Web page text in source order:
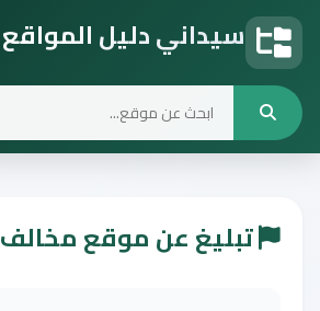
سيداني دليل المواقع
تبليغ عن موقع مخالف